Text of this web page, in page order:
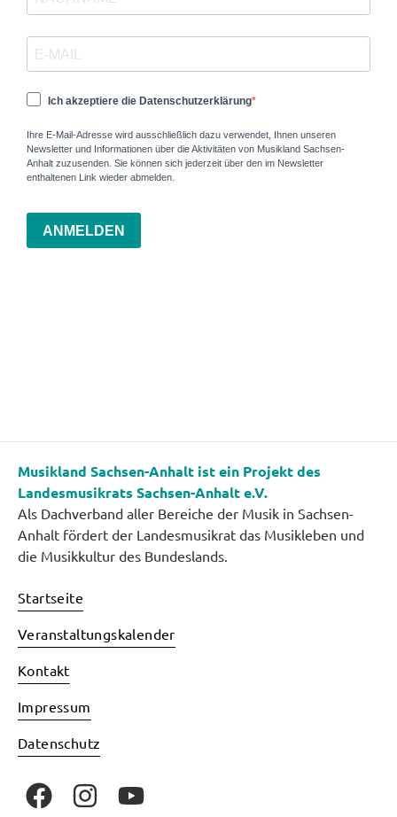
Ich akzeptiere die Datenschutzerklärung
Ihre E-Mail-Adresse wird ausschließlich dazu verwendet, Ihnen unseren
Newsletter und Informationen über die Aktivitäten von Musikland Sachsen-
Anhalt zuzusenden. Sie können sich jederzeit über den im Newsletter
enthaltenen Link wieder abmelden.
ANMELDEN
Musikland Sachsen-Anhalt ist ein Projekt des
Landesmusikrats Sachsen-Anhalt e.V.
Als Dachverband aller Bereiche der Musik in Sachsen-
Anhalt fördert der Landesmusikrat das Musikleben und
die Musikkultur des Bundeslands.
Startseite
Veranstaltungskalender
Kontakt
Impressum
Datenschutz